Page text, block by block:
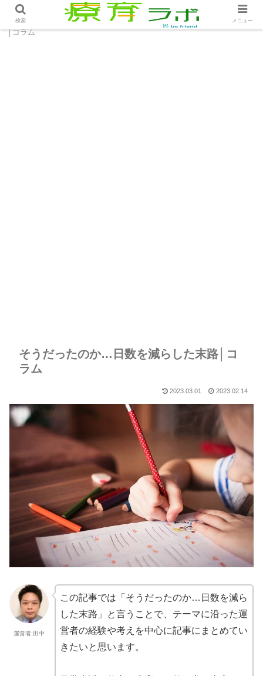
ホーム コラム
そうだったのか…日数を減らした末路
│コラム
そうだったのか…日数を減らした末路│コ
ラム
2023.03.01 2023.02.14
運営者:田中
この記事では「そうだったのか…日数を減ら
した末路」と言うことで、テーマに沿った運
営者の経験や考えを中心に記事にまとめてい
きたいと思います。
検索 メニュー